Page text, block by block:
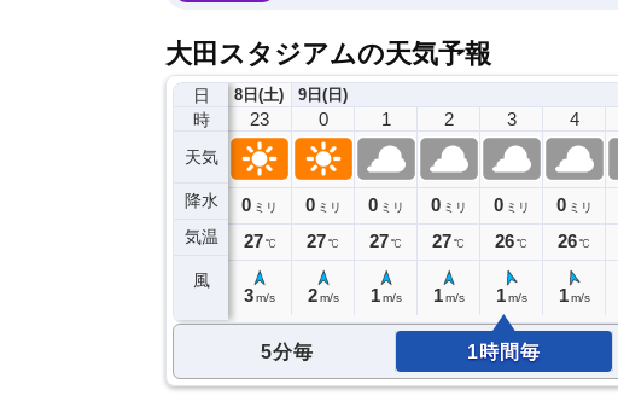
大田スタジアムの天気予報
日
時
天気
降水
気温
風
8日(土)
22
0ミリ
27℃
23
0 ミリ
27 ℃
3m/s
9日(日)
0
0 ミリ
27℃
2 m/s
1
0 ミリ
27℃
1 m/s
2
0 ミリ
27℃
1 m/s
3
0 ミリ
26℃
1 m/s
4
0 ミリ
26℃
1 m/s
5分毎 1時間毎